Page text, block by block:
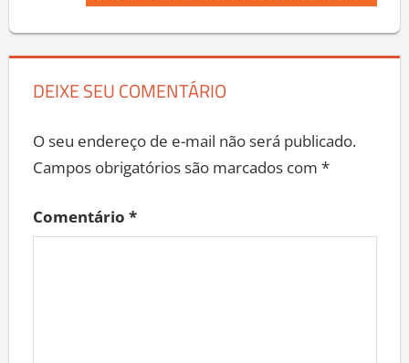
Post Post:
DEIXE SEU COMENTÁRIO
O seu endereço de e-mail não será publicado.
Campos obrigatórios são marcados com *
Comentário *